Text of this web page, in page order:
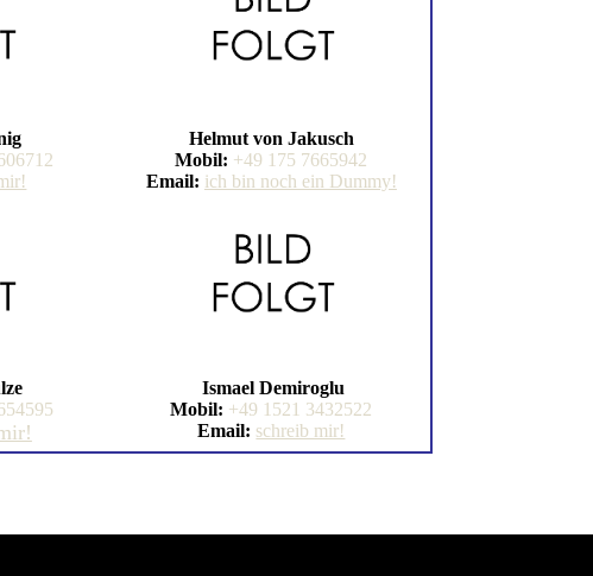
Helmut von Jakusch
Mobil: +49 175 7665942
Email: ich bin noch ein Dummy!
Ismael Demiroglu
Mobil: +49 1521 3432522
Email: schreib mir!